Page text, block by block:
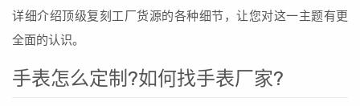
详细介绍顶级复刻工厂货源的各种细节，让您对这一主题有更
全面的认识。
手表怎么定制?如何找手表厂家?